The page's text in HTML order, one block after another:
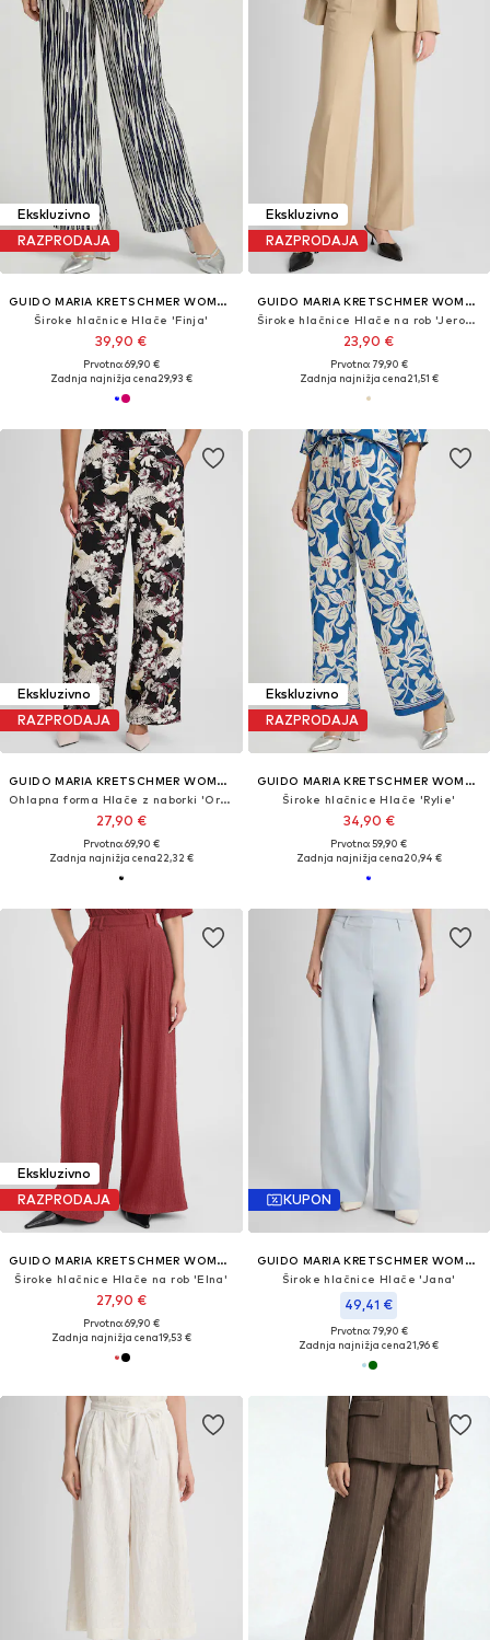
Ekskluzivno
RAZPRODAJA
GUIDO MARIA KRETSCHMER WOMEN
Široke hlačnice Hlače 'Finja'
39,90 €
Prvotno: 69,90 €
Zadnja najnižja cena29,93 €
Ekskluzivno
RAZPRODAJA
GUIDO MARIA KRETSCHMER WOMEN
Široke hlačnice Hlače na rob 'Jeromina'
23,90 €
Prvotno: 79,90 €
Zadnja najnižja cena21,51 €
Ekskluzivno
RAZPRODAJA
GUIDO MARIA KRETSCHMER WOMEN
Ohlapna forma Hlače z naborki 'Orelia'
27,90 €
Prvotno: 69,90 €
Zadnja najnižja cena22,32 €
Ekskluzivno
RAZPRODAJA
GUIDO MARIA KRETSCHMER WOMEN
Široke hlačnice Hlače 'Rylie'
34,90 €
Prvotno: 59,90 €
Zadnja najnižja cena20,94 €
Ekskluzivno
RAZPRODAJA
GUIDO MARIA KRETSCHMER WOMEN
Široke hlačnice Hlače na rob 'Elna'
27,90 €
Prvotno: 69,90 €
Zadnja najnižja cena19,53 €
KUPON
GUIDO MARIA KRETSCHMER WOMEN
Široke hlačnice Hlače 'Jana'
49,41 €
Prvotno: 79,90 €
Zadnja najnižja cena21,96 €